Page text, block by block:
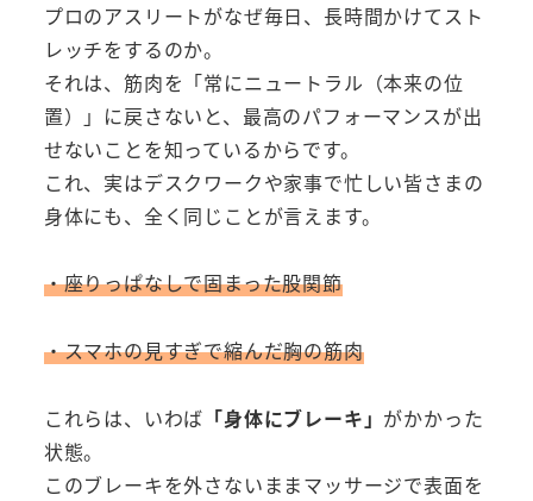
プロのアスリートがなぜ毎日、長時間かけてスト
レッチをするのか。
それは、筋肉を「常にニュートラル（本来の位
置）」に戻さないと、最高のパフォーマンスが出
せないことを知っているからです。
これ、実はデスクワークや家事で忙しい皆さまの
身体にも、全く同じことが言えます。
・座りっぱなしで固まった股関節
・スマホの見すぎで縮んだ胸の筋肉
これらは、いわば 「身体にブレーキ」 がかかった
状態。
このブレーキを外さないままマッサージで表面を